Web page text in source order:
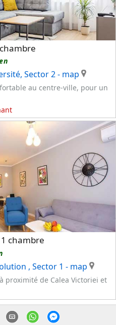
Sector 2- map
au centre-ville, pour un
chambre
, Sector 1 - map
proximité de Calea Victoriei et